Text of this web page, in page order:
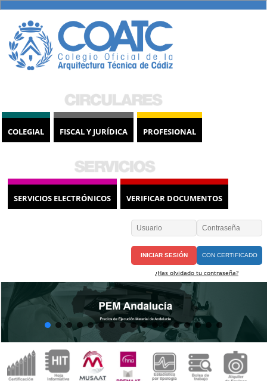
COLEGIAL FISCAL Y JURÍDICA PROFESIONAL
SERVICIOS ELECTRÓNICOS VERIFICAR DOCUMENTOS
CON CERTIFICADO
¿Has olvidado tu contraseña?